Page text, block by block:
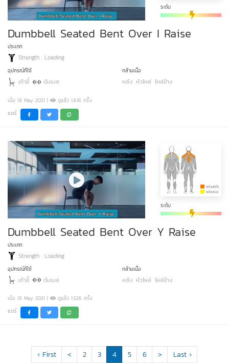
ระดับ
Dumbbell Seated Bent Over I Raise
ประเภท
Strength : Loading
อุปกรณ์ที่ใช้
เก้าอี้ ดัมเบล
กล้ามเนื้อ
หลัง หัวไหล่ ไหล่ข้าง
เมื่อ 19 May 2021 | ดูแล้ว 1,616 ครั้ง
แชร์
ระดับ
Dumbbell Seated Bent Over Y Raise
ประเภท
Strength : Loading
อุปกรณ์ที่ใช้
เก้าอี้ ดัมเบล
กล้ามเนื้อ
หลัง หัวไหล่ ไหล่ข้าง
เมื่อ 19 May 2021 | ดูแล้ว 1,526 ครั้ง
แชร์
‹ First < 2 3 4 5 6 > Last ›